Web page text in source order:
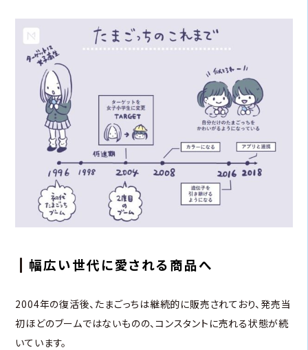
幅広い世代に愛される商品へ
2004年の復活後、たまごっちは継続的に販売されており、発売当
初ほどのブームではないものの、コンスタントに売れる状態が続
いています。